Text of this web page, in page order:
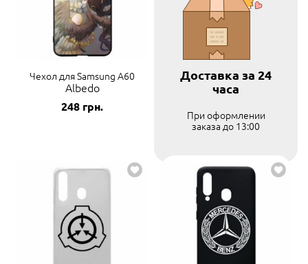
Чехол для Samsung A60
Albedo
248 грн.
Доставка за 24
часа
При оформлении
заказа до 13:00